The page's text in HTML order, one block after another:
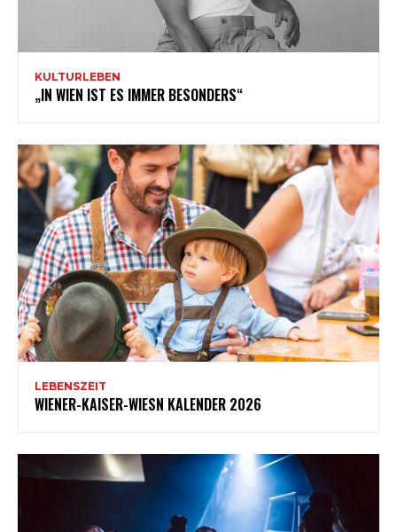
KULTURLEBEN
„IN WIEN IST ES IMMER BESONDERS“
LEBENSZEIT
WIENER-KAISER-WIESN KALENDER 2026